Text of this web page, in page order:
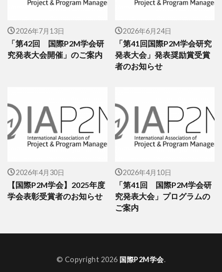
2026年7月13日
「第42回 国際P2M学会研
究発表大会開催」のご案内
2026年6月24日
「第41回国際P2M学会研究
発表大会」発表奨励賞受賞
者のお知らせ
2026年4月30日
【国際P2M学会】2025年度
学会表彰受賞者のお知らせ
2026年4月10日
「第41回 国際P2M学会研
究発表大会」プログラムの
ご案内
© Copyright 2026 国際P2M学会.